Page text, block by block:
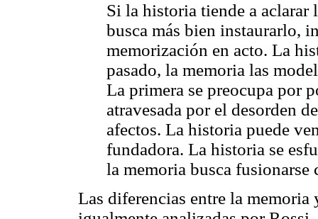
Si la historia tiende a aclarar
busca más bien instaurarlo,
memorización en acto. La
pasado, la memoria las
La primera se preocupa por
atravesada por el desorden
afectos. La historia puede
fundadora. La historia se
la memoria busca fusionarse
Las diferencias entre la